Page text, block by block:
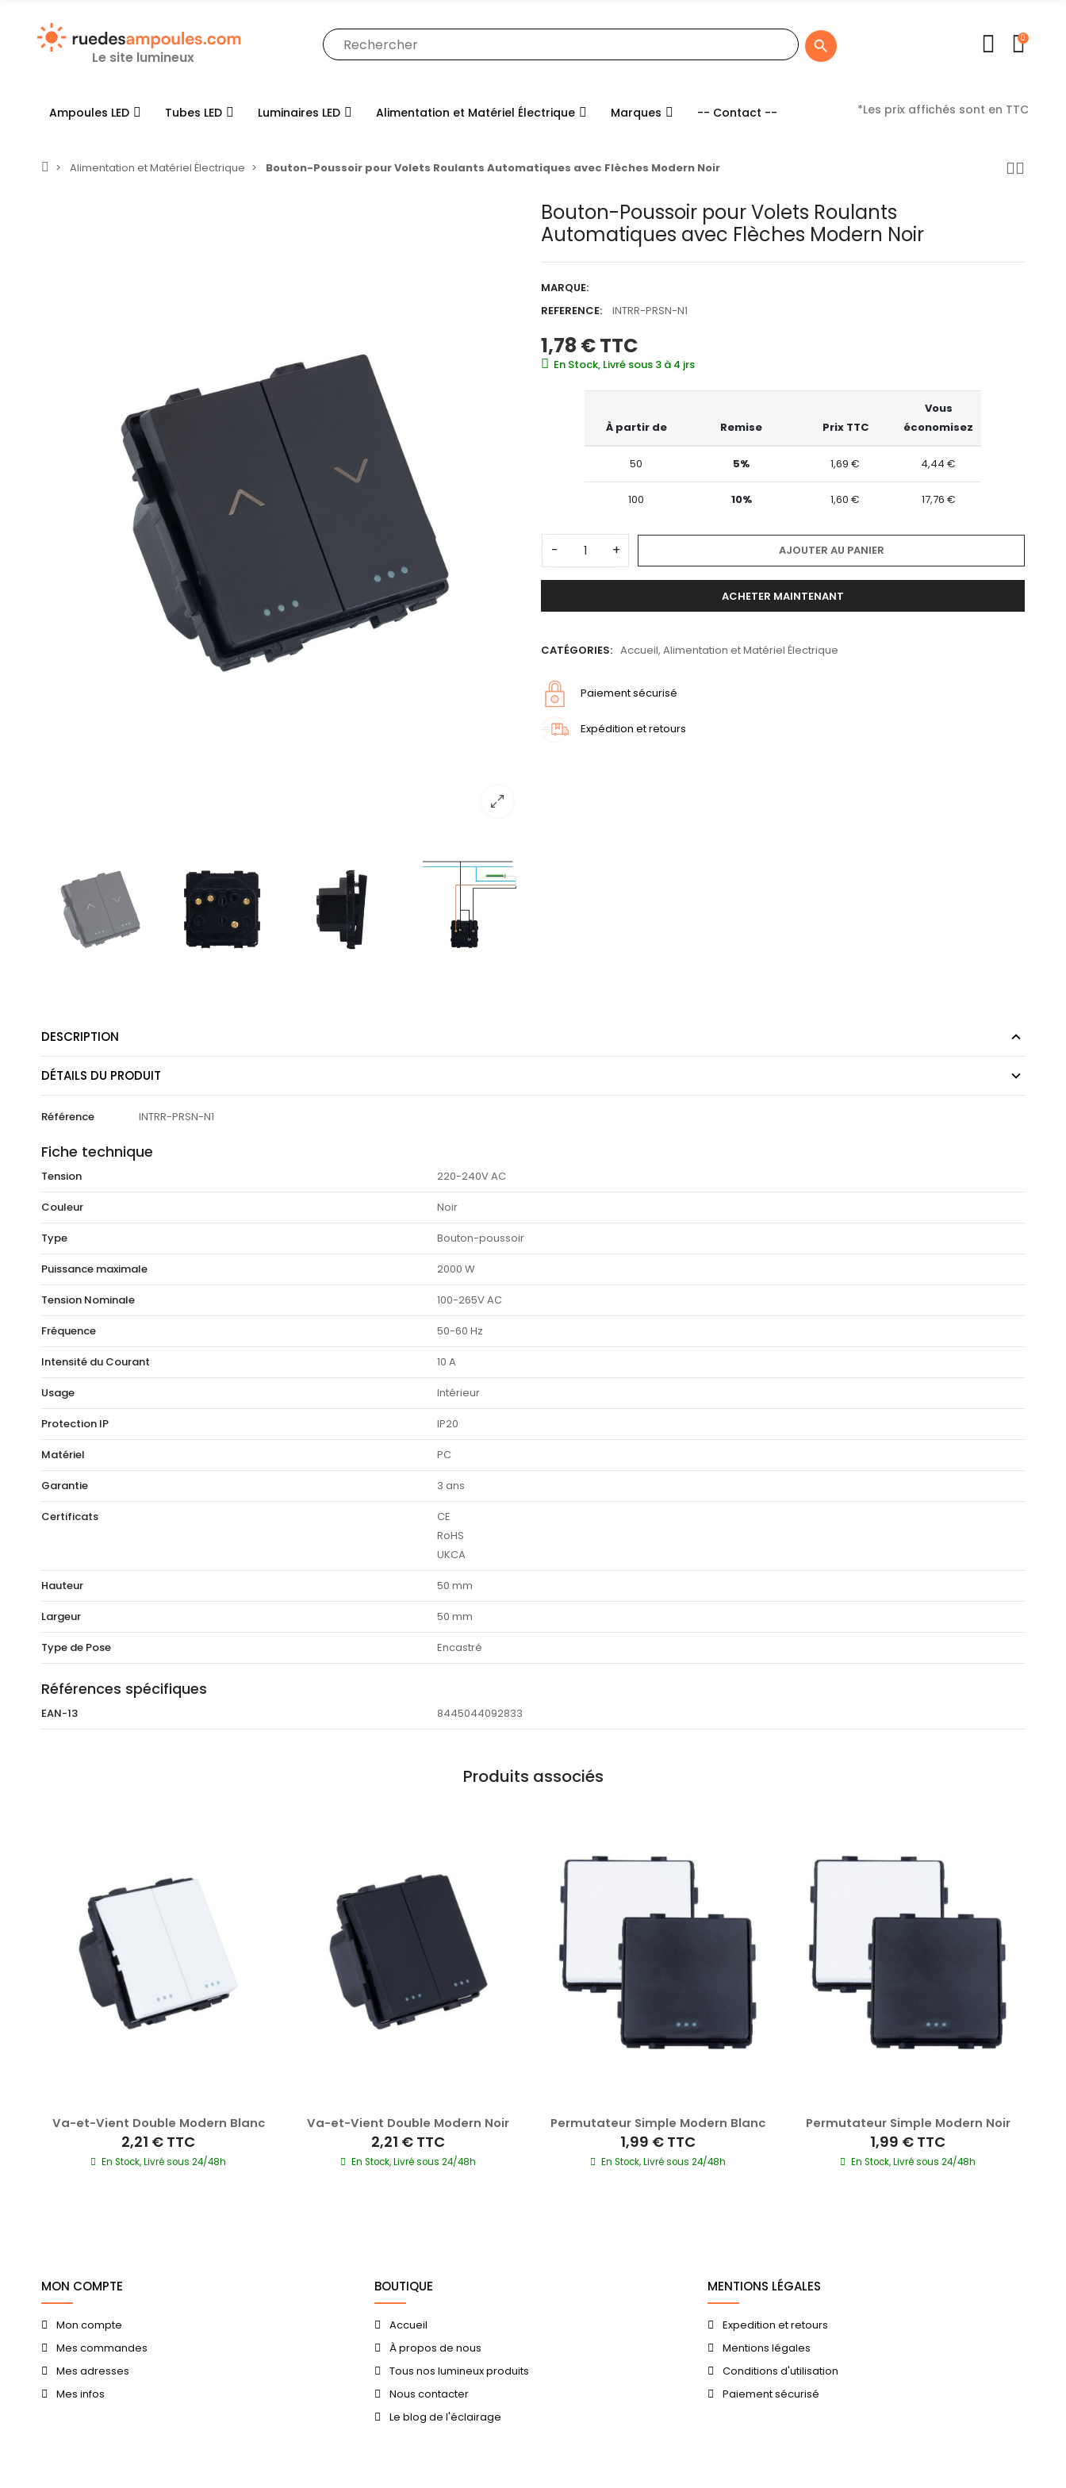
Le site lumineux

0
Ampoules LED Tubes LED Luminaires LED Alimentation et Matériel Électrique Marques -- Contact -- *Les prix affichés sont en TTC
Alimentation et Matériel Électrique Bouton-Poussoir pour Volets Roulants Automatiques avec Flèches Modern Noir
Bouton-Poussoir pour Volets Roulants
Automatiques avec Flèches Modern Noir
MARQUE:
REFERENCE:
INTRR-PRSN-N1
1,78 €TTC
En Stock, Livré sous 3 à 4 jrs
À partir de Remise Prix TTC
Vous
économisez
50 5% 1,69 € 4,44 €
100 10% 1,60 € 17,76 €
- + AJOUTER AU PANIER
ACHETER MAINTENANT
CATÉGORIES: Accueil, Alimentation et Matériel Électrique
Paiement sécurisé
Expédition et retours
DESCRIPTION
DÉTAILS DU PRODUIT
Référence INTRR-PRSN-N1
Fiche technique
Tension 220-240V AC
Couleur Noir
Type Bouton-poussoir
Puissance maximale 2000 W
Tension Nominale 100-265V AC
Fréquence 50-60 Hz
Intensité du Courant 10 A
Usage Intérieur
Protection IP IP20
Matériel PC
Garantie 3 ans
Certificats
CE
RoHS
UKCA
Hauteur 50 mm
Largeur 50 mm
Type de Pose Encastré
Références spécifiques
EAN-13 8445044092833
Produits associés
Va-et-Vient Double Modern Blanc
2,21 € TTC
En Stock, Livré sous 24/48h
Va-et-Vient Double Modern Noir
2,21 € TTC
En Stock, Livré sous 24/48h
Permutateur Simple Modern Blanc
1,99 € TTC
En Stock, Livré sous 24/48h
Permutateur Simple Modern Noir
1,99 € TTC
En Stock, Livré sous 24/48h
MON COMPTE
Mon compte
Mes commandes
Mes adresses
Mes infos
BOUTIQUE
Accueil
À propos de nous
Tous nos lumineux produits
Nous contacter
Le blog de l'éclairage
MENTIONS LÉGALES
Expedition et retours
Mentions légales
Conditions d'utilisation
Paiement sécurisé